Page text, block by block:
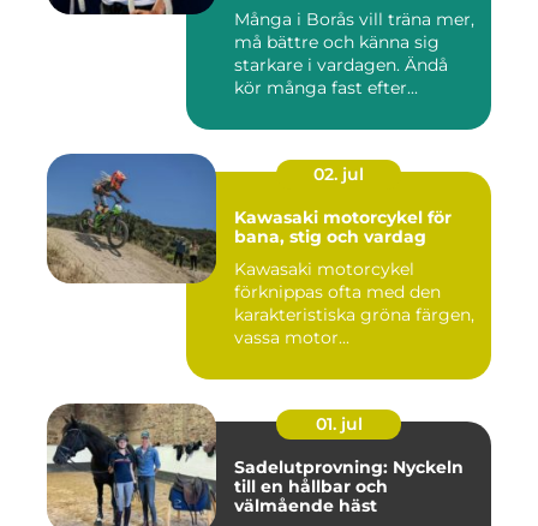
Många i Borås vill träna mer,
må bättre och känna sig
starkare i vardagen. Ändå
kör många fast efter...
02. jul
Kawasaki motorcykel för
bana, stig och vardag
Kawasaki motorcykel
förknippas ofta med den
karakteristiska gröna färgen,
vassa motor...
01. jul
Sadelutprovning: Nyckeln
till en hållbar och
välmående häst